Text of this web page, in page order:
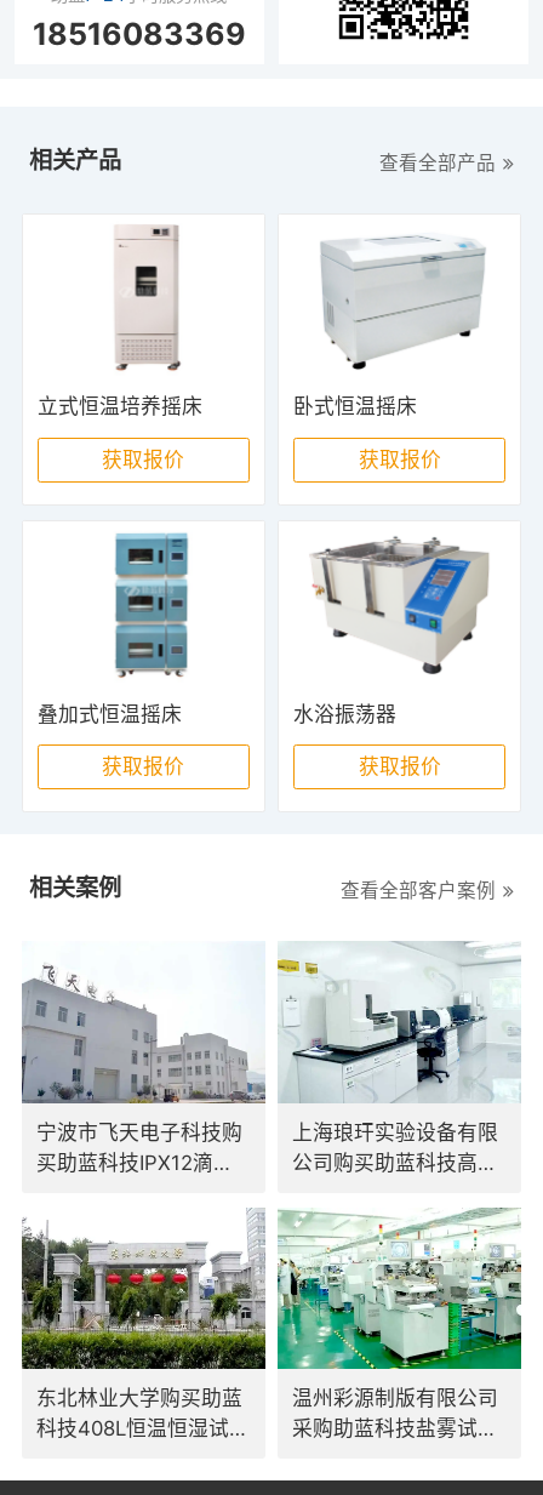
18516083369
相关产品 查看全部产品
立式恒温培养摇床
获取报价
卧式恒温摇床
获取报价
叠加式恒温摇床
获取报价
水浴振荡器
获取报价
相关案例 查看全部客户案例
宁波市飞天电子科技购
买助蓝科技IPX12滴水
上海琅玕实验设备有限
公司购买助蓝科技高低
东北林业大学购买助蓝
科技408L恒温恒湿试验
温州彩源制版有限公司
采购助蓝科技盐雾试验